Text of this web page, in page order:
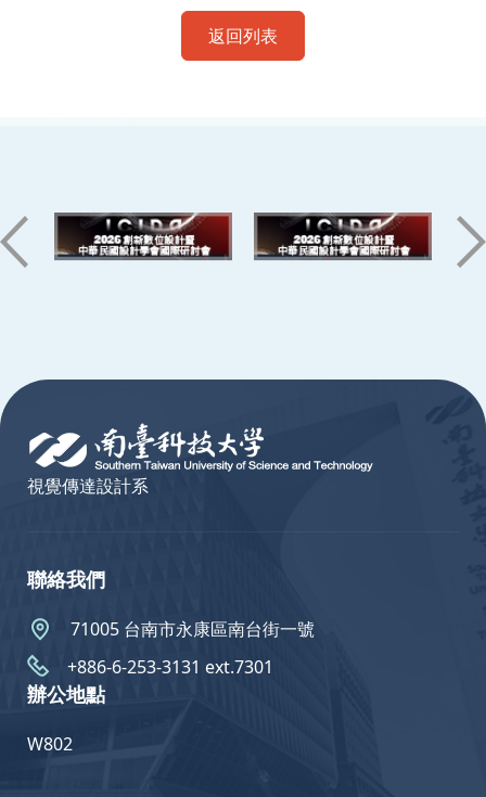
返回列表
視覺傳達設計系
聯絡我們
71005 台南市永康區南台街一號
+886-6-253-3131 ext.7301
辦公地點
W802